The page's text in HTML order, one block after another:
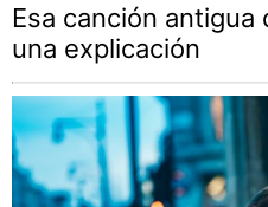
Esa canción
una explicación